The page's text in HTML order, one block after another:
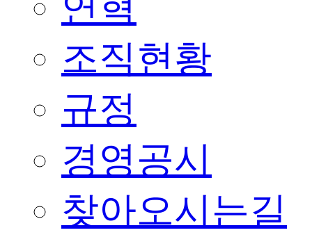
조직현황
규정
경영공시
찾아오시는길